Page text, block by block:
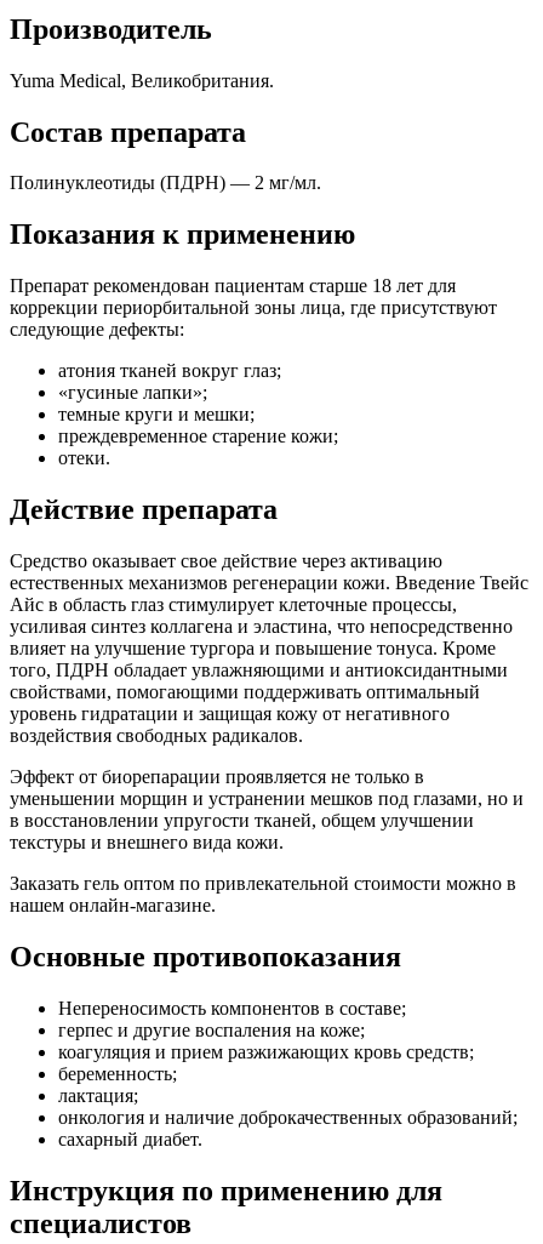
Производитель
Yuma Medical, Великобритания.
Состав препарата
Полинуклеотиды (ПДРН) — 2 мг/мл.
Показания к применению
Препарат рекомендован пациентам старше 18 лет для
коррекции периорбитальной зоны лица, где присутствуют
следующие дефекты:
атония тканей вокруг глаз;
«гусиные лапки»;
темные круги и мешки;
преждевременное старение кожи;
отеки.
Действие препарата
Средство оказывает свое действие через активацию
естественных механизмов регенерации кожи. Введение Твейс
Айс в область глаз стимулирует клеточные процессы,
усиливая синтез коллагена и эластина, что непосредственно
влияет на улучшение тургора и повышение тонуса. Кроме
того, ПДРН обладает увлажняющими и антиоксидантными
свойствами, помогающими поддерживать оптимальный
уровень гидратации и защищая кожу от негативного
воздействия свободных радикалов.
Эффект от биорепарации проявляется не только в
уменьшении морщин и устранении мешков под глазами, но и
в восстановлении упругости тканей, общем улучшении
текстуры и внешнего вида кожи.
Заказать гель оптом по привлекательной стоимости можно в
нашем онлайн-магазине.
Основные противопоказания
Непереносимость компонентов в составе;
герпес и другие воспаления на коже;
коагуляция и прием разжижающих кровь средств;
беременность;
лактация;
онкология и наличие доброкачественных образований;
сахарный диабет.
Инструкция по применению для
специалистов